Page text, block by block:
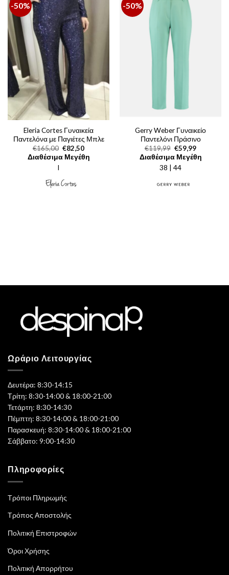
-50%
Eleria Cortes Γυναικεία
Παντελόνα με Παγιέτες Μπλε
€165,00 Original
price
was:
€82,50Η
τρέχουσα
τιμή
Διαθέσιμα Μεγέθη
l
-50%
Gerry Weber Γυναικείο
Παντελόνι Πράσινο
€119,99 Original
price
was:
€119,99.
€59,99Η
τρέχουσα
τιμή
Διαθέσιμα Μεγέθη
38 | 44
Ωράριο Λειτουργίας
Δευτέρα: 8:30-14:15
Τρίτη: 8:30-14:00 & 18:00-21:00
Τετάρτη: 8:30-14:30
Πέμπτη: 8:30-14:00 & 18:00-21:00
Παρασκευή: 8:30-14:00 & 18:00-21:00
Σάββατο: 9:00-14:30
Πληροφορίες
Τρόποι Πληρωμής
Τρόπος Αποστολής
Πολιτική Επιστροφών
Όροι Χρήσης
Πολιτική Απορρήτου